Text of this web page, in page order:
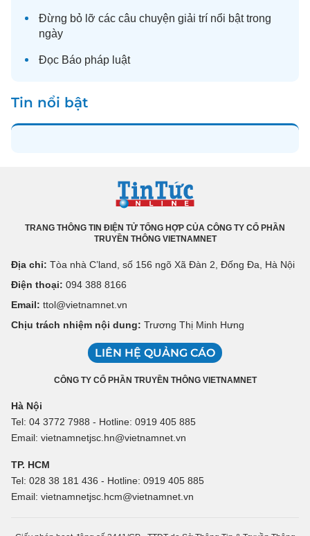
Đừng bỏ lỡ các câu chuyện giải trí nổi bật trong
ngày
Đọc Báo pháp luật
Tin nổi bật
TRANG THÔNG TIN ĐIỆN TỬ TỔNG HỢP CỦA CÔNG TY CỔ PHẦN
TRUYỀN THÔNG VIETNAMNET
Địa chỉ: Tòa nhà C’land, số 156 ngõ Xã Đàn 2, Đống Đa, Hà Nội
Điện thoại: 094 388 8166
Email: ttol@vietnamnet.vn
Chịu trách nhiệm nội dung: Trương Thị Minh Hưng
LIÊN HỆ QUẢNG CÁO
CÔNG TY CỔ PHẦN TRUYỀN THÔNG VIETNAMNET
Hà Nội
Tel: 04 3772 7988 - Hotline: 0919 405 885
Email: vietnamnetjsc.hn@vietnamnet.vn
TP. HCM
Tel: 028 38 181 436 - Hotline: 0919 405 885
Email: vietnamnetjsc.hcm@vietnamnet.vn